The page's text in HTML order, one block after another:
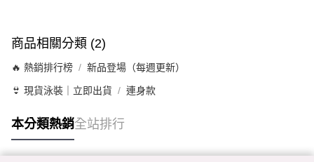
商品相關分類 (2)
🔥 熱銷排行榜 新品登場（每週更新）
👙 現貨泳裝｜立即出貨 連身款
本分類熱銷全站排行